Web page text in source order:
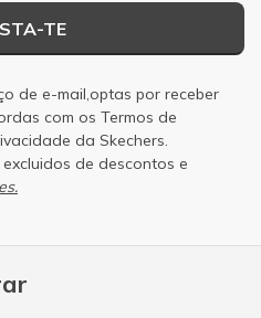
TE
de e-mail,optas por receber
com os Termos de
da Skechers.
de descontos e